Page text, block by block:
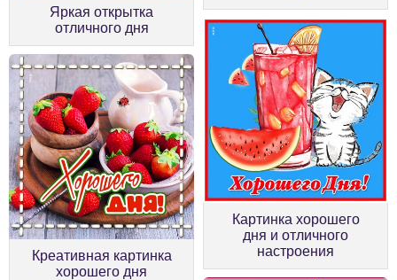
Яркая открытка
отличного дня
Креативная картинка
хорошего дня
Картинка хорошего
дня и отличного
настроения